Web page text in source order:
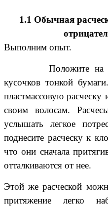
1.1 Обычная
Выполним опыт.
Положите на стол
кусочков тонкой
пластмассовую
своим волосам.
услышать легкое
поднесите расческу к
что они сначала
отталкиваются от нее.
Этой же расческой
притяжение легко